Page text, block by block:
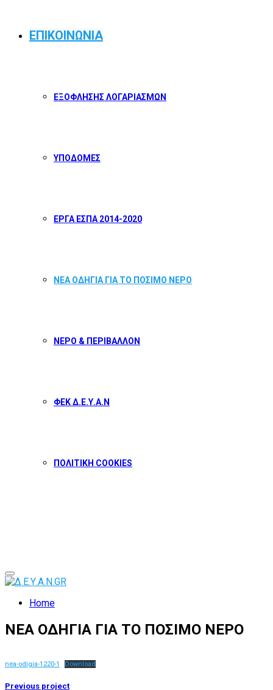
ΕΠΙΚΟΙΝΩΝΙΑ
ΕΞΟΦΛΗΣΗΣ ΛΟΓΑΡΙΑΣΜΩΝ
ΥΠΟΔΟΜΕΣ
ΕΡΓΑ ΕΣΠΑ 2014-2020
ΝΕΑ ΟΔΗΓΙΑ ΓΙΑ ΤΟ ΠΟΣΙΜΟ ΝΕΡΟ
ΝΕΡΟ & ΠΕΡΙΒΑΛΛΟΝ
ΦΕΚ Δ.Ε.Υ.Α.Ν
ΠΟΛΙΤΙΚΗ COOKIES
Primary
Menu
Home
ΝΕΑ ΟΔΗΓΙΑ ΓΙΑ ΤΟ ΠΟΣΙΜΟ ΝΕΡΟ
nea-odigia-1220-1 Download
Previous project